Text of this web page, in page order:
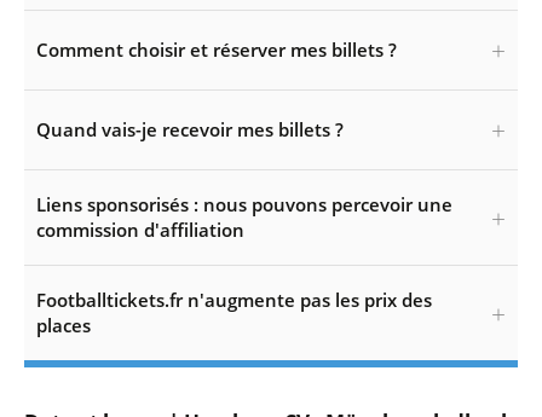
Comment choisir et réserver mes billets ?
Quand vais-je recevoir mes billets ?
Liens sponsorisés : nous pouvons percevoir une
commission d'affiliation
Footballtickets.fr n'augmente pas les prix des
places